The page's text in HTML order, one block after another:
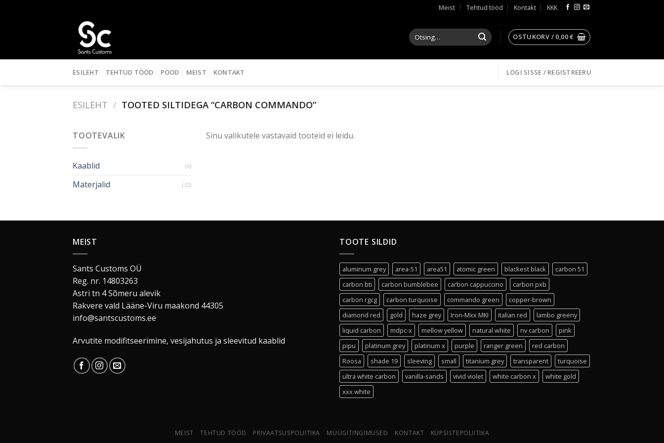
Meist Tehtud tööd Kontakt KKK
Otsi: OSTUKORV / 0,00€
ESILEHT TEHTUD TÖÖD POOD MEIST KONTAKT LOGI SISSE / REGISTREERU
ESILEHT / TOOTED SILTIDEGA “CARBON COMMANDO”
TOOTEVALIK
Kaablid (6)
Materjalid (32)
Sinu valikutele vastavaid tooteid ei leidu.
MEIST
Sants Customs OÜ
Reg. nr. 14803263
Astri tn 4 Sõmeru alevik
Rakvere vald Lääne-Viru maakond 44305
info@santscustoms.ee
Arvutite modifitseerimine, vesijahutus ja sleevitud kaablid
TOOTE SILDID
aluminum grey area-51 area51 atomic green blackest black
carbon 51
carbon bti
carbon bumblebee carbon cappuccino
carbon pxb
carbon rgcg
carbon turquoise commando green
copper-brown
diamond red
gold haze grey Iron-Mxx MKI italian red
lambo greeny
liquid carbon
mdpc-x mellow yellow natural white nv carbon
pink
pipu
platinum grey platinum x purple ranger green
red carbon
Roosa
shade 19 sleeving small titanium grey transparent
turquoise
ultra white carbon
vanilla-sands vivid violet white carbon x
white gold
xxx white
MEIST TEHTUD TÖÖD PRIVAATSUSPOLIITIKA MÜÜGITINGIMUSED KONTAKT KÜPSISTEPOLIITIKA